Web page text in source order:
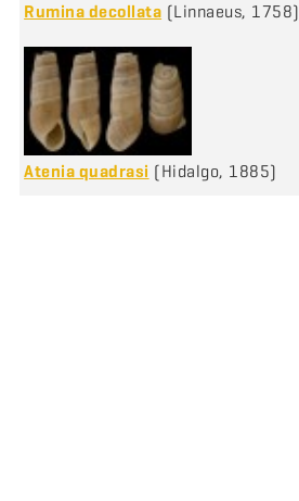
Rumina decollata (Linnaeus, 1758)
Atenia quadrasi (Hidalgo, 1885)